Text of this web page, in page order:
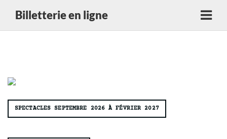
Billetterie en ligne
SPECTACLES SEPTEMBRE 2026 À FÉVRIER 2027